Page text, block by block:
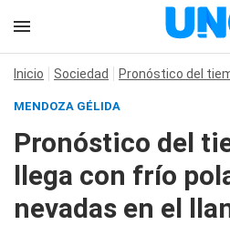
Inicio Sociedad Pronóstico del
MENDOZA GÉLIDA
Pronóstico del
llega con frío
nevadas en el